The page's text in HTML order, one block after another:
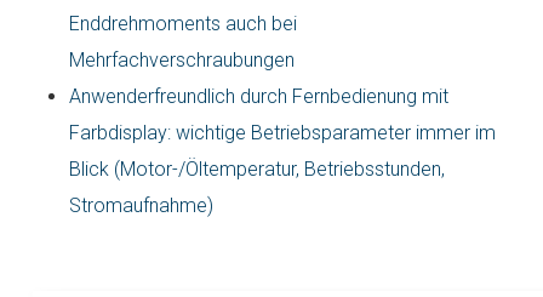
Enddrehmoments auch bei
Mehrfachverschraubungen
Anwenderfreundlich durch Fernbedienung mit
Farbdisplay: wichtige Betriebsparameter immer im
Blick (Motor-/Öltemperatur, Betriebsstunden,
Stromaufnahme)